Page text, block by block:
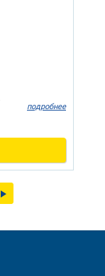
подробнее